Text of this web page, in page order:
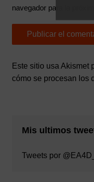
navegador para la
Este sitio usa Akismet
cómo se procesan los
Mis ultimos
Tweets por